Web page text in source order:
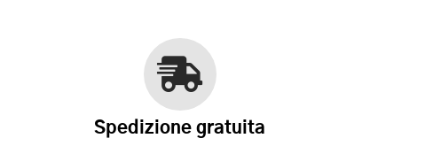
Spedizione gratuita